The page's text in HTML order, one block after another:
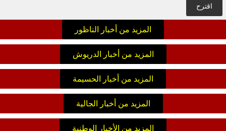
اقترح
المزيد من أخبار الناظور
المزيد من أخبار الدريوش
المزيد من أخبار الحسيمة
المزيد من أخبار الجالية
المزيد من الأخبار الوطنية